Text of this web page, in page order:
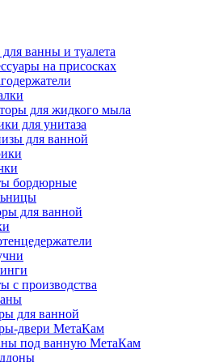
ванны и туалета
на присосках
для жидкого мыла
для унитаза
для ванной
бордюрные
для ванной
с производства
для ванной
двери МетаКам
под ванную МетаКам